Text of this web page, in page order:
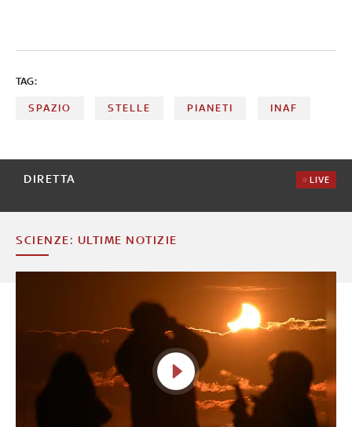
TAG:
SPAZIO STELLE PIANETI INAF
DIRETTA LIVE
SCIENZE: ULTIME NOTIZIE